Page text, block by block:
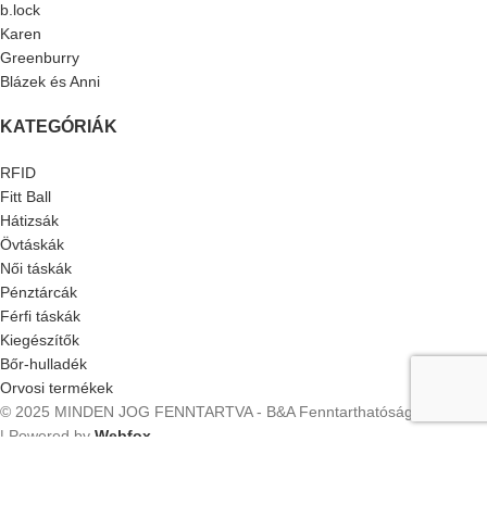
b.lock
Karen
Greenburry
Blázek és Anni
KATEGÓRIÁK
RFID
Fitt Ball
Hátizsák
Övtáskák
Női táskák
Pénztárcák
Férfi táskák
Kiegészítők
Bőr-hulladék
Orvosi termékek
© 2025 MINDEN JOG FENNTARTVA - B&A Fenntarthatósági Kft.
| Powered by Webfox